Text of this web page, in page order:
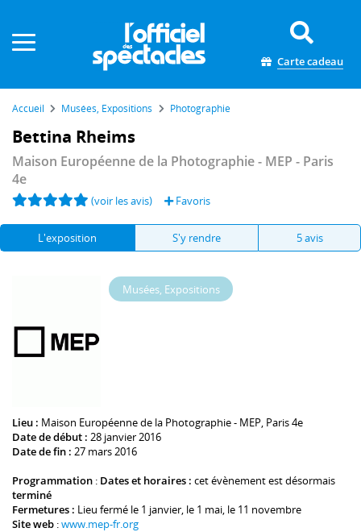
Carte cadeau
Accueil Musées, Expositions Photographie
Bettina Rheims
Maison Européenne de la Photographie - MEP - Paris
4e
(voir les avis) Favoris
L'exposition S'y rendre 5 avis
Musées, Expositions
Lieu : Maison Européenne de la Photographie - MEP, Paris 4e
Date de début : 28 janvier 2016
Date de fin : 27 mars 2016
Programmation : Dates et horaires : cet évènement est désormais
terminé
Fermetures : Lieu fermé le 1 janvier, le 1 mai, le 11 novembre
Site web :www.mep-fr.org